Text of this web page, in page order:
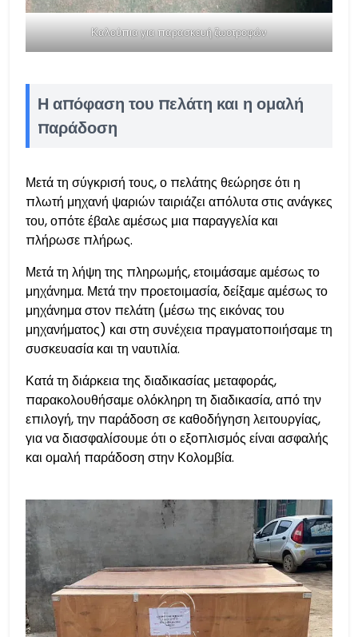
Καλούπια για παρασκευή ζωοτροφών
Η απόφαση του πελάτη και η ομαλή
παράδοση
Μετά τη σύγκρισή τους, ο πελάτης θεώρησε ότι η
πλωτή μηχανή ψαριών ταιριάζει απόλυτα στις ανάγκες
του, οπότε έβαλε αμέσως μια παραγγελία και
πλήρωσε πλήρως.
Μετά τη λήψη της πληρωμής, ετοιμάσαμε αμέσως το
μηχάνημα. Μετά την προετοιμασία, δείξαμε αμέσως το
μηχάνημα στον πελάτη (μέσω της εικόνας του
μηχανήματος) και στη συνέχεια πραγματοποιήσαμε τη
συσκευασία και τη ναυτιλία.
Κατά τη διάρκεια της διαδικασίας μεταφοράς,
παρακολουθήσαμε ολόκληρη τη διαδικασία, από την
επιλογή, την παράδοση σε καθοδήγηση λειτουργίας,
για να διασφαλίσουμε ότι ο εξοπλισμός είναι ασφαλής
και ομαλή παράδοση στην Κολομβία.